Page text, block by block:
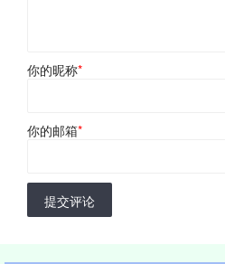
你的昵称*
你的邮箱*
提交评论